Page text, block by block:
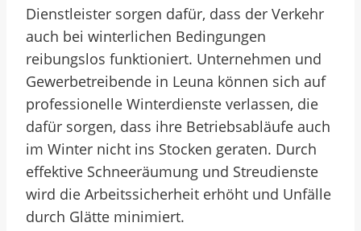
Dienstleister sorgen dafür, dass der Verkehr
auch bei winterlichen Bedingungen
reibungslos funktioniert. Unternehmen und
Gewerbetreibende in Leuna können sich auf
professionelle Winterdienste verlassen, die
dafür sorgen, dass ihre Betriebsabläufe auch
im Winter nicht ins Stocken geraten. Durch
effektive Schneeräumung und Streudienste
wird die Arbeitssicherheit erhöht und Unfälle
durch Glätte minimiert.